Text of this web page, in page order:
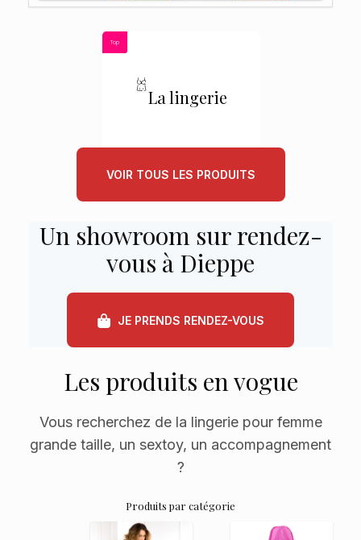
La lingerie
Top
VOIR TOUS LES PRODUITS
Un showroom sur rendez-
vous à Dieppe
JE PRENDS RENDEZ-VOUS
Les produits en vogue
Vous recherchez de la lingerie pour femme
grande taille, un sextoy, un accompagnement
?
Produits par catégorie